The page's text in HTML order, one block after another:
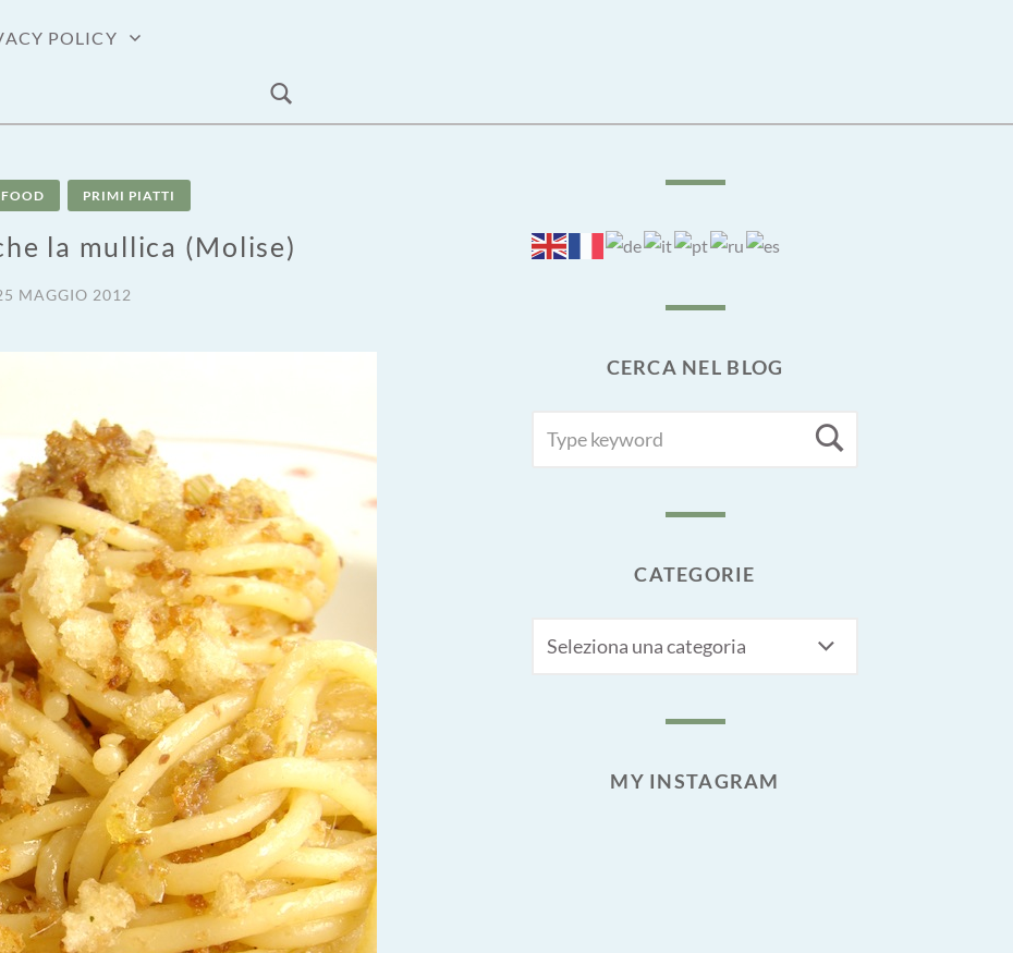
POLICY
PRIMI PIATTI
la mullica (Molise)
MAGGIO 2012
CERCA NEL BLOG
FOR:
CATEGORIE
MY INSTAGRAM